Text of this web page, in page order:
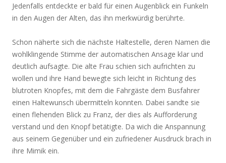
Jedenfalls entdeckte er bald für einen Augenblick ein Funkeln
in den Augen der Alten, das ihn merkwürdig berührte.
Schon näherte sich die nächste Haltestelle, deren Namen die
wohlklingende Stimme der automatischen Ansage klar und
deutlich aufsagte. Die alte Frau schien sich aufrichten zu
wollen und ihre Hand bewegte sich leicht in Richtung des
blutroten Knopfes, mit dem die Fahrgäste dem Busfahrer
einen Haltewunsch übermitteln konnten. Dabei sandte sie
einen flehenden Blick zu Franz, der dies als Aufforderung
verstand und den Knopf betätigte. Da wich die Anspannung
aus seinem Gegenüber und ein zufriedener Ausdruck brach in
ihre Mimik ein.